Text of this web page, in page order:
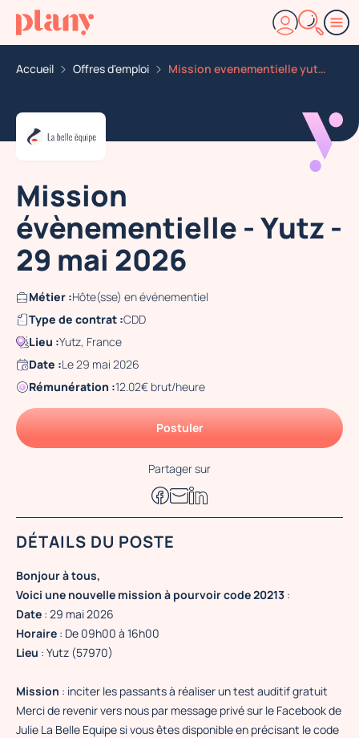
Accueil Offres d'emploi Mission evenementielle yutz 29 mai 2026
Mission
évènementielle - Yutz -
29 mai 2026
Métier :Hôte(sse) en événementiel
Type de contrat :CDD
Lieu :Yutz, France
Date :Le 29 mai 2026
Rémunération :12.02€ brut/heure
Postuler
Partager sur
DÉTAILS DU POSTE
Bonjour à tous,
Voici une nouvelle mission à pourvoir code 20213 :
Date : 29 mai 2026
Horaire : De 09h00 à 16h00
Lieu : Yutz (57970)
Mission : inciter les passants à réaliser un test auditif gratuit
Merci de revenir vers nous par message privé sur le Facebook de
Julie La Belle Equipe si vous êtes disponible en précisant le code